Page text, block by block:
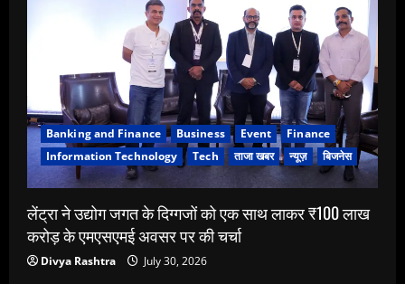
Banking and Finance Business Event
Finance
Information Technology
Tech ताजा खबर न्यूज़ बिजनेस
लेंट्रा ने उद्योग जगत के दिग्गजों को एक साथ लाकर ₹100 लाख
करोड़ के एमएसएमई अवसर पर की चर्चा
Divya Rashtra July 30, 2026